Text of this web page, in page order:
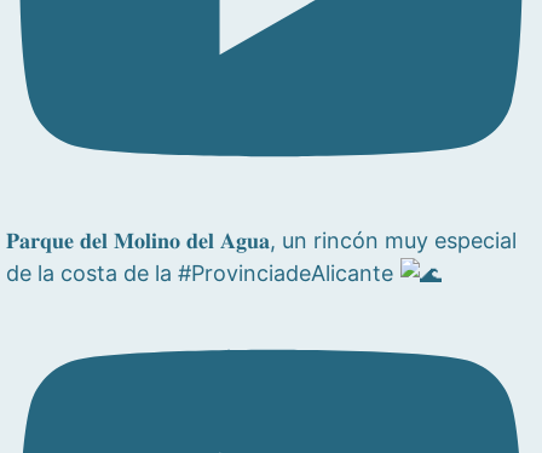
𝐏𝐚𝐫𝐪𝐮𝐞 𝐝𝐞𝐥 𝐌𝐨𝐥𝐢𝐧𝐨 𝐝𝐞𝐥 𝐀𝐠𝐮𝐚, un rincón muy especial
de la costa de la #ProvinciadeAlicante